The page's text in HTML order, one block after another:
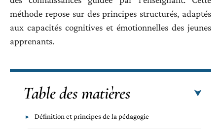
méthode repose sur des principes structurés, adaptés
aux capacités cognitives et émotionnelles des jeunes
apprenants.
Table des matières
Définition et principes de la pédagogie